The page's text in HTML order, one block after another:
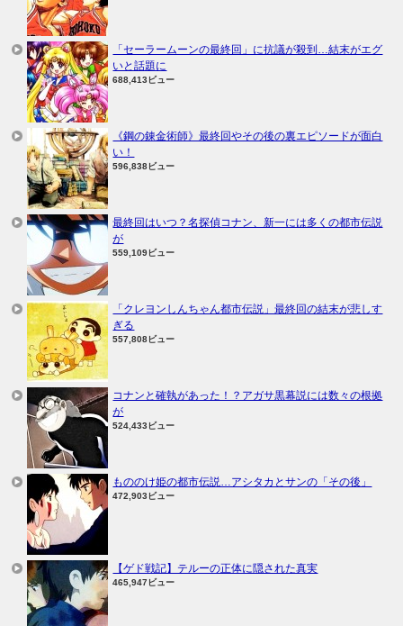
「セーラームーンの最終回」に抗議が殺到…結末がエグ
いと話題に
688,413ビュー
《鋼の錬金術師》最終回やその後の裏エピソードが面白
い！
596,838ビュー
最終回はいつ？名探偵コナン、新一には多くの都市伝説
が
559,109ビュー
「クレヨンしんちゃん都市伝説」最終回の結末が悲しす
ぎる
557,808ビュー
コナンと確執があった！？アガサ黒幕説には数々の根拠
が
524,433ビュー
もののけ姫の都市伝説…アシタカとサンの「その後」
472,903ビュー
【ゲド戦記】テルーの正体に隠された真実
465,947ビュー